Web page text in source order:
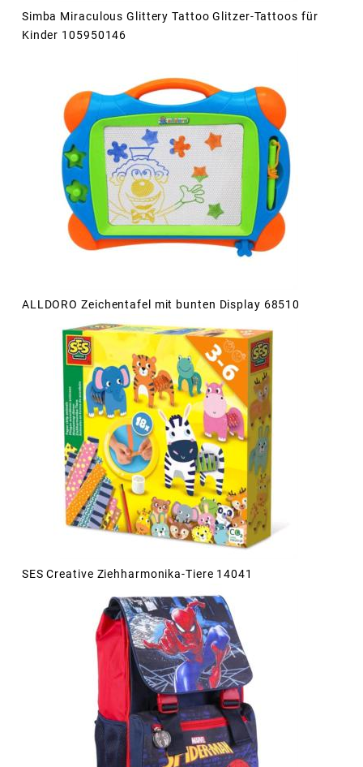
Simba Miraculous Glittery Tattoo Glitzer-Tattoos für
Kinder 105950146
ALLDORO Zeichentafel mit bunten Display 68510
SES Creative Ziehharmonika-Tiere 14041